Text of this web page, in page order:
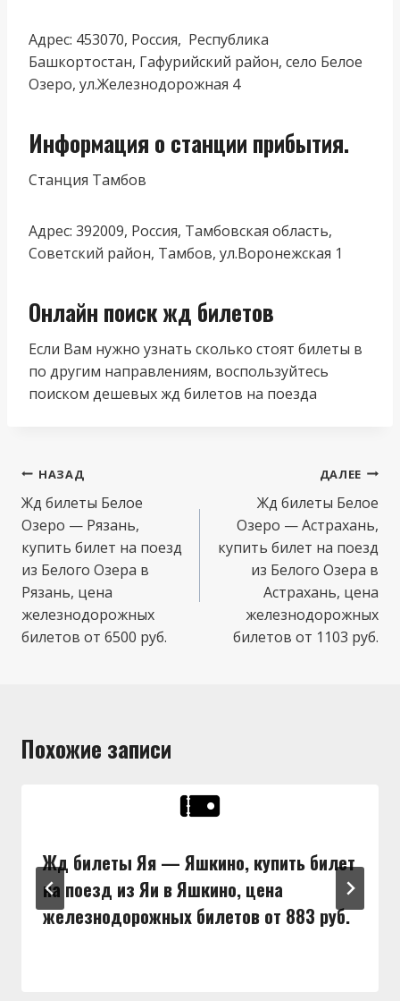
Адрес: 453070, Россия, Республика
Башкортостан, Гафурийский район, село Белое
Озеро, ул.Железнодорожная 4
Информация о станции прибытия.
Станция Тамбов
Адрес: 392009, Россия, Тамбовская область,
Советский район, Тамбов, ул.Воронежская 1
Онлайн поиск жд билетов
Если Вам нужно узнать сколько стоят билеты в
по другим направлениям, воспользуйтесь
поиском дешевых жд билетов на поезда
Навигация
по
записям
НАЗАД
Жд билеты Белое
Озеро — Рязань,
купить билет на поезд
из Белого Озера в
Рязань, цена
железнодорожных
билетов от 6500 руб.
ДАЛЕЕ
Жд билеты Белое
Озеро — Астрахань,
купить билет на поезд
из Белого Озера в
Астрахань, цена
железнодорожных
билетов от 1103 руб.
Похожие записи
Жд билеты Яя — Яшкино, купить билет
на поезд из Яи в Яшкино, цена
железнодорожных билетов от 883 руб.